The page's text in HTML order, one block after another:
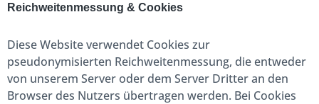
Reichweitenmessung & Cookies
Diese Website verwendet Cookies zur
pseudonymisierten Reichweitenmessung, die entweder
von unserem Server oder dem Server Dritter an den
Browser des Nutzers übertragen werden. Bei Cookies